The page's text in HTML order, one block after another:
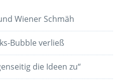
Wiener Schmäh
Bubble verließ
die Ideen zu“